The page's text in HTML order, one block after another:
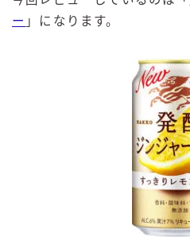
ー 」になります。